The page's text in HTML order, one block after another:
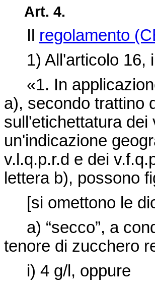
Art. 4.
Il regolamento
1) All'articolo 16,
«1. In
a), secondo trattino
sull'etichettatura
un'indicazione
v.l.q.p.r.d e dei
lettera b), possono
[si omettono le
a) “secco”, a
tenore di zucchero
i) 4 g/l, oppure